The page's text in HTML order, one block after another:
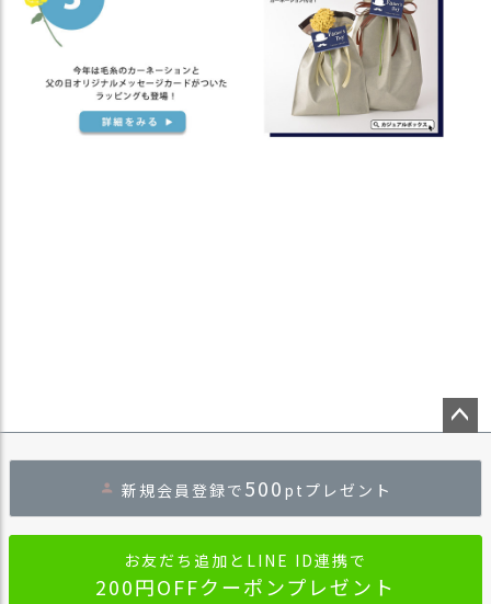
ジト
へ
新規会員登録で 500 ptプレゼント
お友だち追加とLINE ID連携で
200円OFFクーポンプレゼント